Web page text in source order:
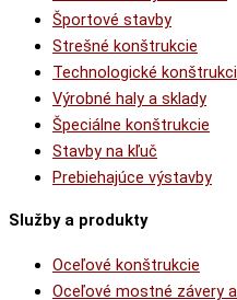
Športové stavby
Strešné konštrukcie
Technologické
Výrobné haly a sklady
Špeciálne konštrukcie
Stavby na kľuč
Prebiehajúce výstavby
Služby a produkty
Oceľové konštrukcie
Oceľové mostné závery